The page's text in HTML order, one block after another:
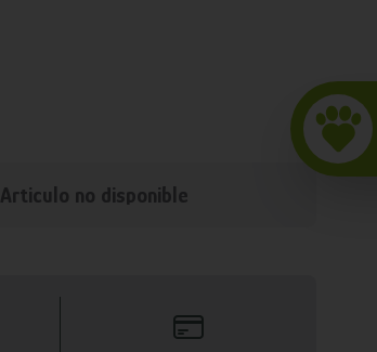
Articulo no disponible